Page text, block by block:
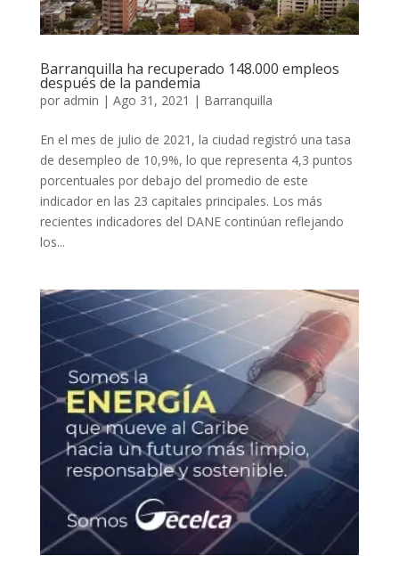
Barranquilla ha recuperado 148.000 empleos
después de la pandemia
por admin | Ago 31, 2021 | Barranquilla
En el mes de julio de 2021, la ciudad registró una tasa
de desempleo de 10,9%, lo que representa 4,3 puntos
porcentuales por debajo del promedio de este
indicador en las 23 capitales principales. Los más
recientes indicadores del DANE continúan reflejando
los...